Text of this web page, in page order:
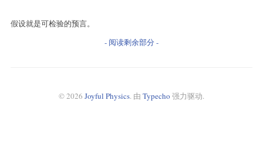
假设就是可检验的预言。
- 阅读剩余部分 -
© 2026 Joyful Physics. 由 Typecho 强力驱动.